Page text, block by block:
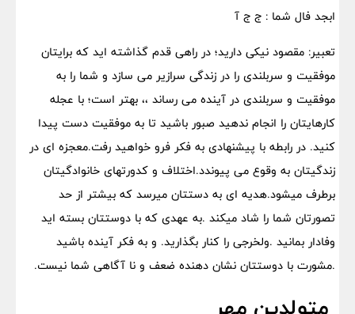
ابجد فال شما : ج ج آ
تعبیر: مقصود نیکی دارید؛ در راهی قدم گذاشته اید که برایتان
موفقیت و سربلندی را در زندگی سرازیر می سازد و شما را به
موفقیت و سربلندی در آینده می رساند ،، بهتر است؛ با عجله
کارهایتان را انجام ندهید صبور باشید تا به موفقیت دست پیدا
کنید. در رابطه با پیشنهادی به فکر فرو خواهید رفت.معجزه ای در
زندگیتان به وقوع می پیوندد.اختلاف و کدورتهای خانوادگیتان
برطرف میشود.هدیه ای به دستتان میرسد که بیشتر از حد
تصورتان شما را شاد میکند .به عهدی که با دوستتان بسته اید
وفادار بمانید .ولخرجی را کنار بگذارید. و به فکر آینده باشید
.مشورت با دوستتان نشان دهنده ضعف و نا آگاهی شما نیست.